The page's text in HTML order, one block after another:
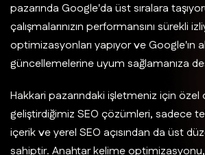
pazarında Google'da üst sıralara
çalışmalarınızın performansını sürekli
optimizasyonları yapıyor ve Google'ın
güncellemelerine uyum sağlamanıza
Hakkari pazarındaki işletmeniz için özel
geliştirdiğimiz SEO çözümleri, sadece
içerik ve yerel SEO açısından da üst
sahiptir. Anahtar kelime